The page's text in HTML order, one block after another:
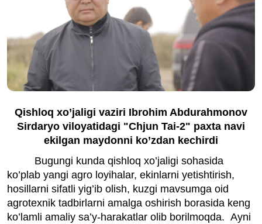
Qishloq xo’jaligi vaziri Ibrohim Abdurahmonov
Sirdaryo viloyatidagi "Chjun Tai-2" paxta navi
ekilgan maydonni ko’zdan kechirdi
Bugungi kunda qishloq xo’jaligi sohasida
ko’plab yangi agro loyihalar, ekinlarni yetishtirish,
hosillarni sifatli yig’ib olish, kuzgi mavsumga oid
agrotexnik tadbirlarni amalga oshirish borasida keng
ko’lamli amaliy sa’y-harakatlar olib borilmoqda. Ayni